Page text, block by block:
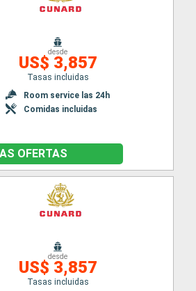
desde
US$ 3,857
Tasas incluidas
Room service las 24h
Comidas incluidas
OFERTAS
desde
US$ 3,857
Tasas incluidas